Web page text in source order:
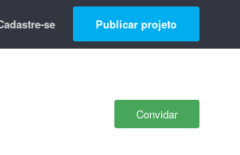
se Publicar projeto
Convidar